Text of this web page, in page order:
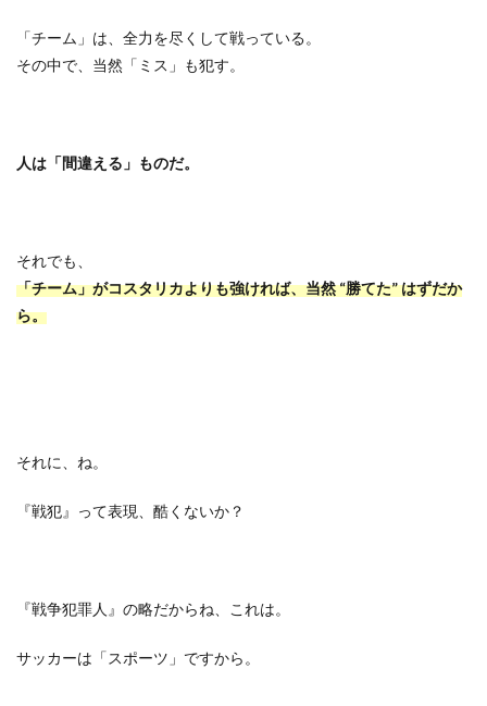
「チーム」は、全力を尽くして戦っている。
その中で、当然「ミス」も犯す。
人は「間違える」ものだ。
それでも、
「チーム」がコスタリカよりも強ければ、当然“勝てた”はずだか
ら。
それに、ね。
『戦犯』って表現、酷くないか？
『戦争犯罪人』の略だからね、これは。
サッカーは「スポーツ」ですから。